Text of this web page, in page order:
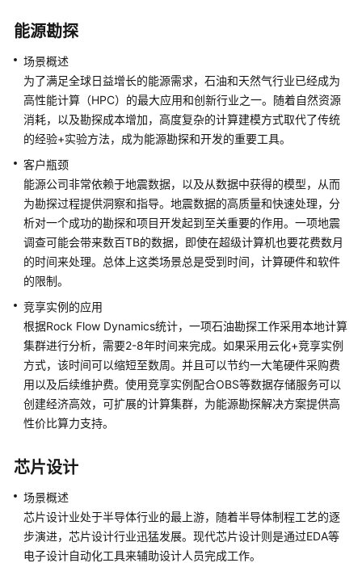
应
场
景
图
像
媒
体
大
数
据
Web
应
用
高
性
计
算
计
费
说
能源勘探
场景概述
为了满足全球日益增长的能源需求，石油和天然气行业已经成为
高性能计算（HPC）的最大应用和创新行业之一。随着自然资源
消耗，以及勘探成本增加，高度复杂的计算建模方式取代了传统
的经验+实验方法，成为能源勘探和开发的重要工具。
客户瓶颈
能源公司非常依赖于地震数据，以及从数据中获得的模型，从而
为勘探过程提供洞察和指导。地震数据的高质量和快速处理，分
析对一个成功的勘探和项目开发起到至关重要的作用。一项地震
调查可能会带来数百TB的数据，即使在超级计算机也要花费数月
的时间来处理。总体上这类场景总是受到时间，计算硬件和软件
的限制。
竞享实例的应用
根据Rock Flow Dynamics统计，一项石油勘探工作采用本地计算
集群进行分析，需要2-8年时间来完成。如果采用云化+竞享实例
方式，该时间可以缩短至数周。并且可以节约一大笔硬件采购费
用以及后续维护费。使用竞享实例配合OBS等数据存储服务可以
创建经济高效，可扩展的计算集群，为能源勘探解决方案提供高
性价比算力支持。
芯片设计
场景概述
芯片设计业处于半导体行业的最上游，随着半导体制程工艺的逐
步演进，芯片设计行业迅猛发展。现代芯片设计则是通过EDA等
电子设计自动化工具来辅助设计人员完成工作。